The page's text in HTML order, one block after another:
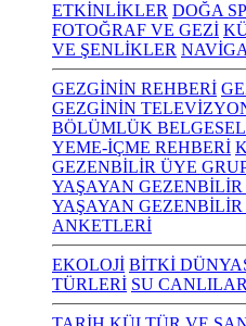
ETKİNLİKLER DOĞA
FOTOĞRAF VE GEZİ
VE ŞENLİKLER
GEZGİNİN REHBERİ
GEZGİNİN
BÖLÜMLÜK
YEME-İÇME REHBERİ
GEZENBİLİR ÜYE
YAŞAYAN
YAŞAYAN
ANKETLERİ
EKOLOJİ BİTKİ
TÜRLERİ SU